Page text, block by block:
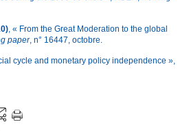
, « From the Great Moderation to the global
paper, n° 16447, octobre.
cycle and monetary policy independence »,